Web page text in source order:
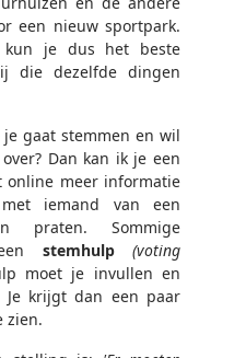
een nieuw sportpark.
kun je dus het beste
die dezelfde dingen
gaat stemmen en wil
Dan kan ik je een
online meer informatie
iemand van een
praten. Sommige
stemhulp
(voting
moet je invullen en
krijgt dan een paar
zien.